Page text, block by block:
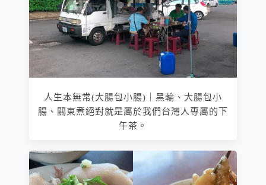
人生本無常(大腸包小腸)｜黑輪、大腸包小
腸、關東煮絕對就是屬於我們台灣人專屬的下
午茶。